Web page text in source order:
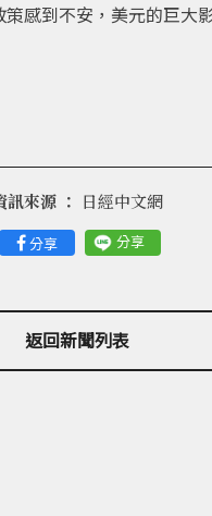
感到不安，美元的巨大
分享 分享
訊來源 ： 日經中文網
返回新聞列表